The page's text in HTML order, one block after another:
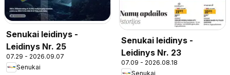
Senukai leidinys -
Leidinys Nr. 25
07.29 - 2026.09.07
Senukai
Senukai leidinys -
Leidinys Nr. 23
07.09 - 2026.08.18
Senukai